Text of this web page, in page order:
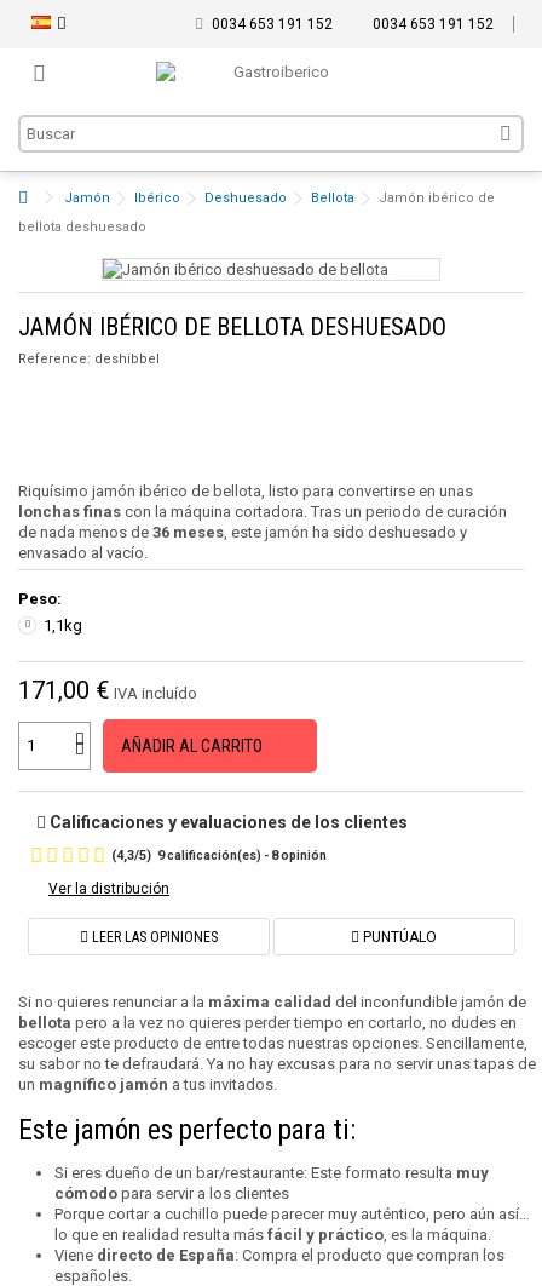
0034 653 191 152 0034 653 191 152
Jamón Ibérico Deshuesado Bellota
Jamón ibérico de
bellota deshuesado
JAMÓN IBÉRICO DE BELLOTA DESHUESADO
Reference: deshibbel
Riquísimo jamón ibérico de bellota, listo para convertirse en unas
lonchas finas con la máquina cortadora. Tras un periodo de curación
de nada menos de 36 meses, este jamón ha sido deshuesado y
envasado al vacío.
Peso:
1,1kg
171,00 € IVA incluído
AÑADIR AL CARRITO
Calificaciones y evaluaciones de los clientes
(4,3/5) 9calificación(es) - 8opinión
Ver la distribución
LEER LAS OPINIONES PUNTÚALO
Si no quieres renunciar a la máxima calidad del inconfundible jamón de
bellota pero a la vez no quieres perder tiempo en cortarlo, no dudes en
escoger este producto de entre todas nuestras opciones. Sencillamente,
su sabor no te defraudará. Ya no hay excusas para no servir unas tapas de
un magnífico jamón a tus invitados.
Este jamón es perfecto para ti:
Si eres dueño de un bar/restaurante: Este formato resulta muy
cómodo para servir a los clientes
Porque cortar a cuchillo puede parecer muy auténtico, pero aún así…
lo que en realidad resulta más fácil y práctico , es la máquina.
Viene directo de España: Compra el producto que compran los
españoles.